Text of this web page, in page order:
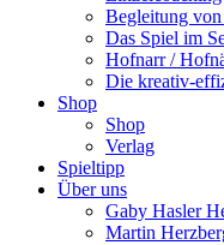
Begleitung von
Das Spiel im
Hofnarr /
Die kreativ-
Shop
Shop
Verlag
Spieltipp
Über uns
Gaby Hasler
Martin